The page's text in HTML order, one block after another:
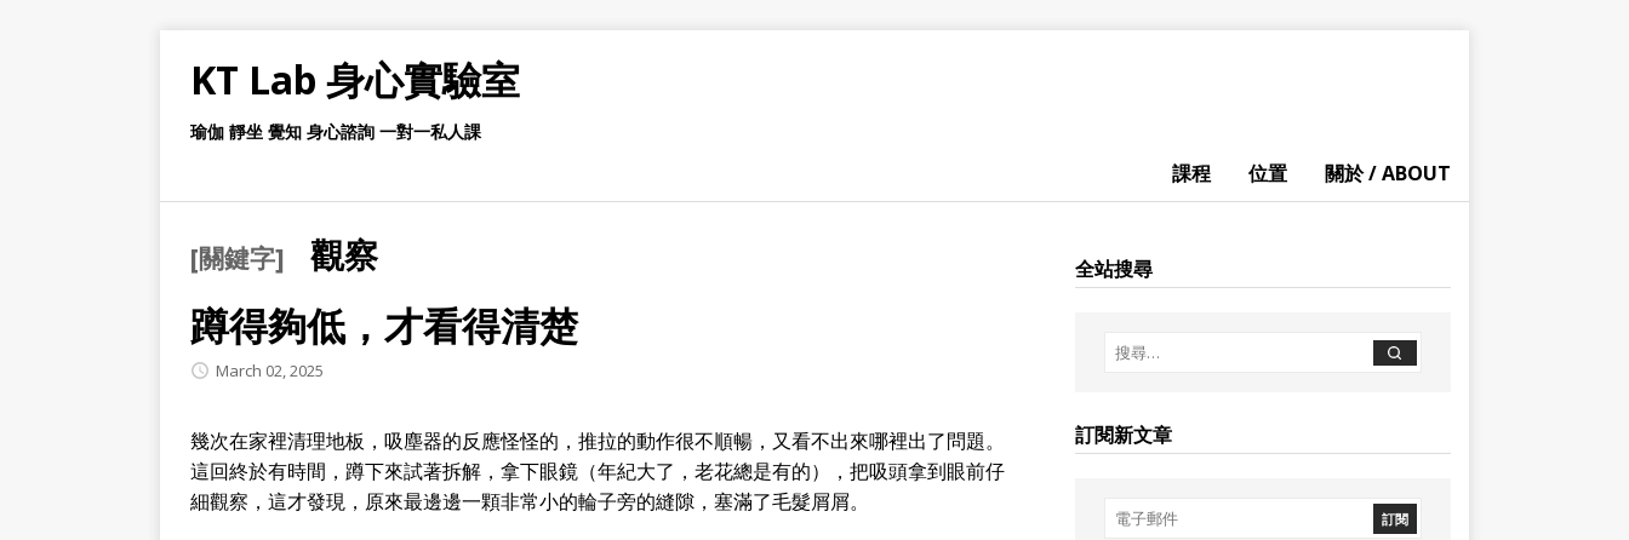
KT Lab 身心實驗室
瑜伽 靜坐 覺知 身心諮詢 一對一私人課
課程 位置 關於 / ABOUT
[關鍵字] 觀察
蹲得夠低，才看得清楚
March 02, 2025
幾次在家裡清理地板，吸塵器的反應怪怪的，推拉的動作很不順暢，又看不出來哪裡出了問題。
這回終於有時間，蹲下來試著拆解，拿下眼鏡（年紀大了，老花總是有的），把吸頭拿到眼前仔
細觀察，這才發現，原來最邊邊一顆非常小的輪子旁的縫隙，塞滿了毛髮屑屑。
全站搜尋
訂閱新文章